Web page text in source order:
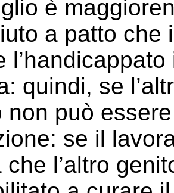
è
a patto che
quindi, se
non può
se il
che l’altro